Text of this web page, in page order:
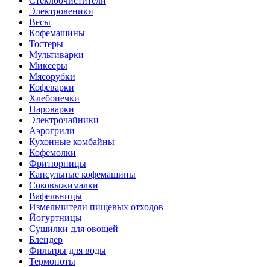
Электровеники
Весы
Кофемашины
Тостеры
Мультиварки
Миксеры
Мясорубки
Кофеварки
Хлебопечки
Пароварки
Электрочайники
Аэрогрили
Кухонные комбайны
Кофемолки
Фритюрницы
Капсульные кофемашины
Соковыжималки
Вафельницы
Измельчители пищевых отходов
Йогуртницы
Сушилки для овощей
Блендер
Фильтры для воды
Термопоты